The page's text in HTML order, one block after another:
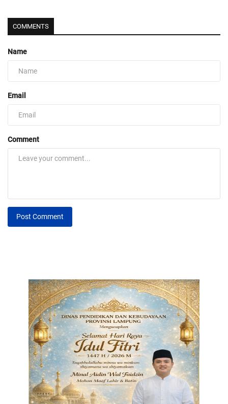
COMMENTS
Name
Email
Comment
Post Comment